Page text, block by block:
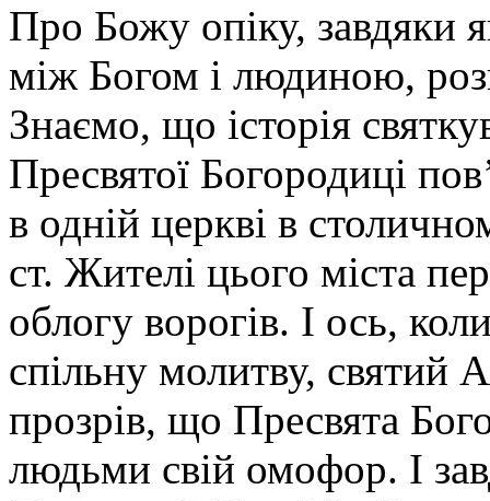
Про Божу опіку, завдяки
між Богом і людиною,
Знаємо, що історія
Пресвятої Богородиці
в одній церкві в
ст. Жителі цього міста
облогу ворогів. І ось,
спільну молитву, святий
прозрів, що Пресвята
людьми свій омофор. І